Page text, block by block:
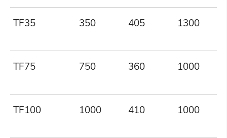
TF35 350 405 1300
TF75 750 360 1000
TF100 1000 410 1000